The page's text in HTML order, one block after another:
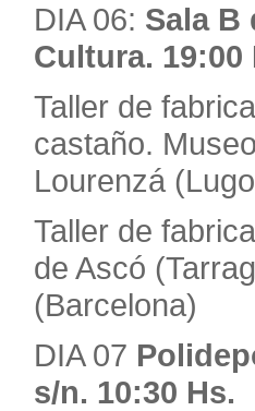
DIA 06: Sala B
Cultura. 19:00
Taller de
castaño.
Lourenzá
Taller de
de Ascó
(Barcelona)
DIA 07
s/n. 10:30 Hs.